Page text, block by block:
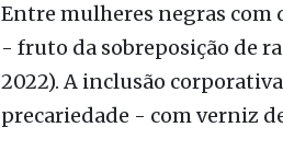
2022). A inclusão
precariedade - com verniz
A exclusão se repete na